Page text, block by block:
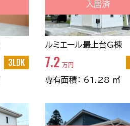
3LDK
入居済
ルミエール最上台G棟
7.2 万円
専有面積： 61.28 ㎡